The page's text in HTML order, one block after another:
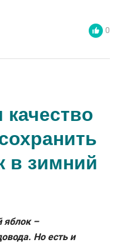
0
качество
в зимний
яблок –
Но есть и